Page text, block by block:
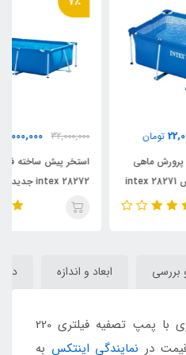
32,000,000
30,000,000 تومان
استخر پیش ساخته فریمی اینتکس
intex 28272 جدید ۲۰۲۵
بررسی ابعاد و اندازه
4 متری با پمپ تصفیه فیلتری 220
در نمایندگی اینتکس به